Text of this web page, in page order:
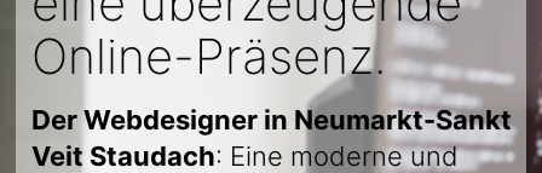
Online-Präsenz.
Der Webdesigner in Neumarkt-Sankt
Veit Staudach: Eine moderne und